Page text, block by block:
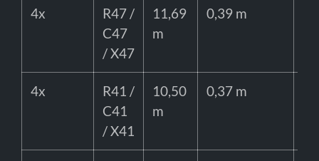
4x
R47 /
C47
/ X47
11,69
m
0,39 m
4x
R41 /
C41
/ X41
10,50
m
0,37 m